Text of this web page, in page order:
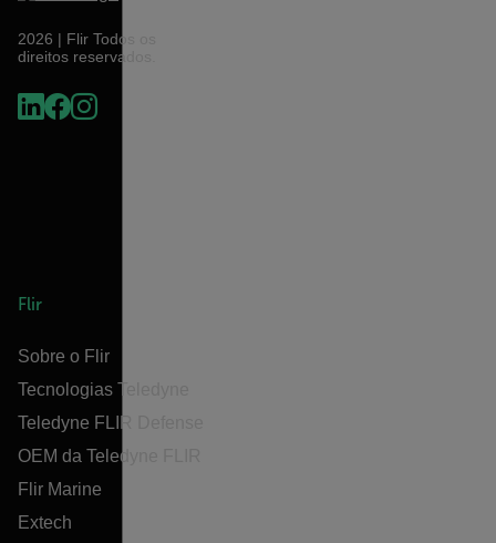
2026 | Flir Todos os
direitos reservados.
Flir
Sobre o Flir
Tecnologias Teledyne
Teledyne FLIR Defense
OEM da Teledyne FLIR
Flir Marine
Extech